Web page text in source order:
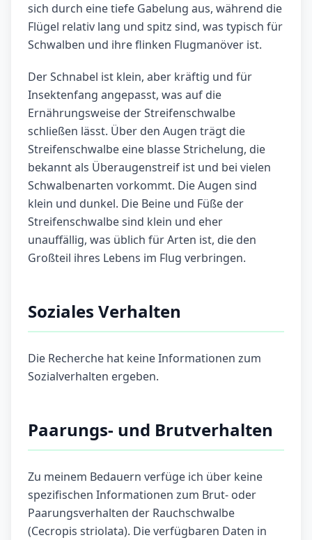
sich durch eine tiefe Gabelung aus, während die
Flügel relativ lang und spitz sind, was typisch für
Schwalben und ihre flinken Flugmanöver ist.
Der Schnabel ist klein, aber kräftig und für
Insektenfang angepasst, was auf die
Ernährungsweise der Streifenschwalbe
schließen lässt. Über den Augen trägt die
Streifenschwalbe eine blasse Strichelung, die
bekannt als Überaugenstreif ist und bei vielen
Schwalbenarten vorkommt. Die Augen sind
klein und dunkel. Die Beine und Füße der
Streifenschwalbe sind klein und eher
unauffällig, was üblich für Arten ist, die den
Großteil ihres Lebens im Flug verbringen.
Soziales Verhalten
Die Recherche hat keine Informationen zum
Sozialverhalten ergeben.
Paarungs- und Brutverhalten
Zu meinem Bedauern verfüge ich über keine
spezifischen Informationen zum Brut- oder
Paarungsverhalten der Rauchschwalbe
(Cecropis striolata). Die verfügbaren Daten in